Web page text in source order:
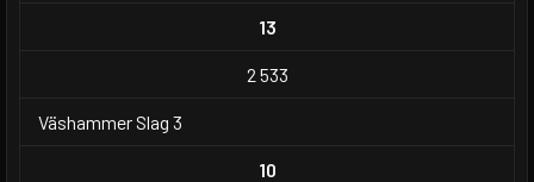
13
2 533
Väshammer Slag 3
10